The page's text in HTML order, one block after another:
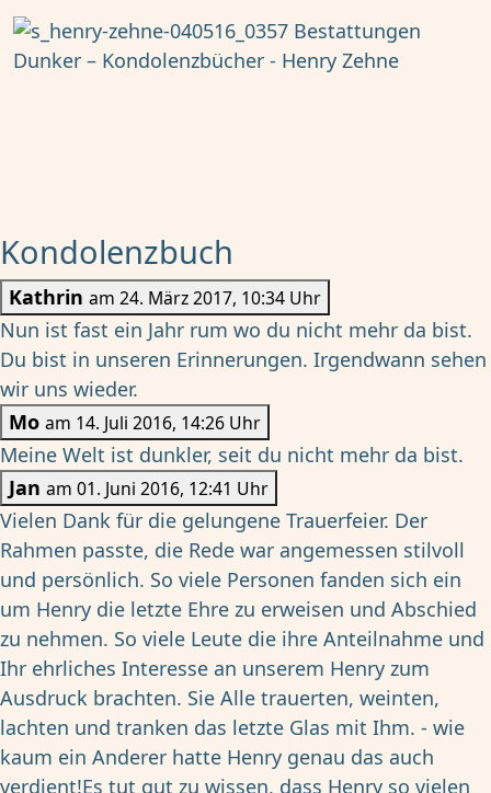
Kondolenzbuch
Kathrin am 24. März 2017, 10:34 Uhr
Nun ist fast ein Jahr rum wo du nicht mehr da bist.
Du bist in unseren Erinnerungen. Irgendwann sehen
wir uns wieder.
Mo
am 14. Juli 2016, 14:26 Uhr
Meine Welt ist dunkler, seit du nicht mehr da bist.
Jan
am 01. Juni 2016, 12:41 Uhr
Vielen Dank für die gelungene Trauerfeier. Der
Rahmen passte, die Rede war angemessen stilvoll
und persönlich. So viele Personen fanden sich ein
um Henry die letzte Ehre zu erweisen und Abschied
zu nehmen. So viele Leute die ihre Anteilnahme und
Ihr ehrliches Interesse an unserem Henry zum
Ausdruck brachten. Sie Alle trauerten, weinten,
lachten und tranken das letzte Glas mit Ihm. - wie
kaum ein Anderer hatte Henry genau das auch
verdient!Es tut gut zu wissen, dass Henry so vielen